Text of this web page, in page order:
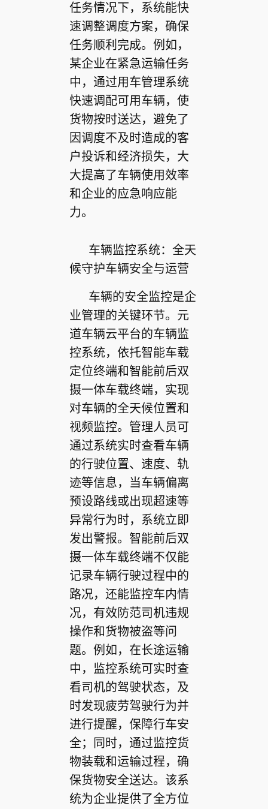
任务情况下，系统能快
速调整调度方案，确保
任务顺利完成。例如，
某企业在紧急运输任务
中，通过用车管理系统
快速调配可用车辆，使
货物按时送达，避免了
因调度不及时造成的客
户投诉和经济损失，大
大提高了车辆使用效率
和企业的应急响应能
力。
车辆监控系统：全天
候守护车辆安全与运营
车辆的安全监控是企
业管理的关键环节。元
道车辆云平台的车辆监
控系统，依托智能车载
定位终端和智能前后双
摄一体车载终端，实现
对车辆的全天候位置和
视频监控。管理人员可
通过系统实时查看车辆
的行驶位置、速度、轨
迹等信息，当车辆偏离
预设路线或出现超速等
异常行为时，系统立即
发出警报。智能前后双
摄一体车载终端不仅能
记录车辆行驶过程中的
路况，还能监控车内情
况，有效防范司机违规
操作和货物被盗等问
题。例如，在长途运输
中，监控系统可实时查
看司机的驾驶状态，及
时发现疲劳驾驶行为并
进行提醒，保障行车安
全；同时，通过监控货
物装载和运输过程，确
保货物安全送达。该系
统为企业提供了全方位